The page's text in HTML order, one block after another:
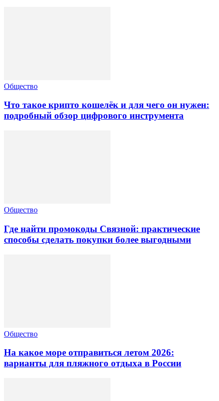
Общество
Что такое крипто кошелёк и для чего он нужен:
подробный обзор цифрового инструмента
Общество
Где найти промокоды Связной: практические
способы сделать покупки более выгодными
Общество
На какое море отправиться летом 2026:
варианты для пляжного отдыха в России